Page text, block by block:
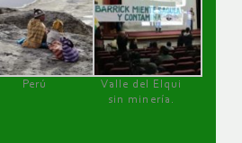
Perú
Valle del Elqui
sin minería.